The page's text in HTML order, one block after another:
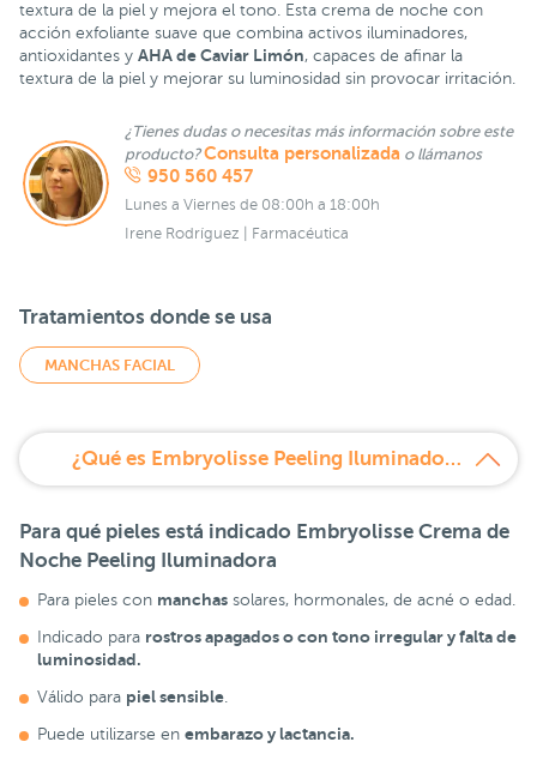
textura de la piel y mejora el tono. Esta crema de noche con
acción exfoliante suave que combina activos iluminadores,
antioxidantes y AHA de Caviar Limón, capaces de afinar la
textura de la piel y mejorar su luminosidad sin provocar irritación.
¿Tienes dudas o necesitas más información sobre este
producto?Consulta personalizada o llámanos
950 560 457
Lunes a Viernes de 08:00h a 18:00h
Irene Rodríguez | Farmacéutica
Tratamientos donde se usa
MANCHAS FACIAL
¿Qué es Embryolisse Peeling Iluminador de Noche?
Para qué pieles está indicado Embryolisse Crema de
Noche Peeling Iluminadora
Para pieles con manchas solares, hormonales, de acné o edad.
Indicado para rostros apagados o con tono irregular y falta de
luminosidad.
Válido para piel sensible.
Puede utilizarse en embarazo y lactancia.